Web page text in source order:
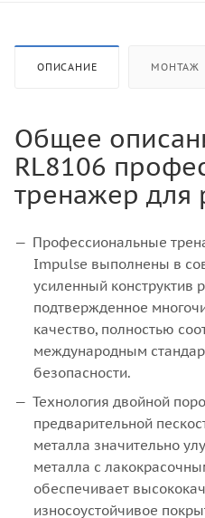
ОПИСАНИЕ МОНТАЖ
Общее
RL8106
тренажер для
Профессиональные
Impulse выполнены в
усиленный конструктив
подтвержденное
качество, полностью
международным
безопасности.
Технология двойной
предварительной
металла значительно
металла с
обеспечивает
износоустойчивое